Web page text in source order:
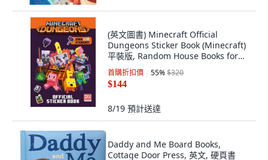
(英文圖書) Minecraft Official
Dungeons Sticker Book (Minecraft)
平裝版, Random House Books for
Youn..., 英文
首購折扣價 55%$320
$144
8/19 預計送達
Daddy and Me Board Books,
Cottage Door Press, 英文, 硬頁書